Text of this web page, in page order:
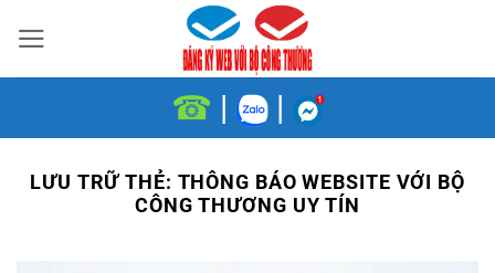
qua
nội
☎ | |
LƯU TRỮ THẺ: THÔNG BÁO WEBSITE VỚI BỘ
CÔNG THƯƠNG UY TÍN